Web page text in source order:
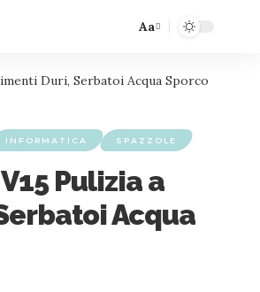
Aa
Duri, Serbatoi Acqua Sporco
INFORMATICA SPAZZOLE
Pulizia a
Acqua